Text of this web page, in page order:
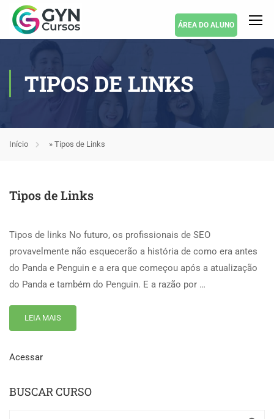
ÁREA DO ALUNO
TIPOS DE LINKS
Início » Tipos de Links
Tipos de Links
Tipos de links No futuro, os profissionais de SEO
provavelmente não esquecerão a história de como era antes
do Panda e Penguin e a era que começou após a atualização
do Panda e também do Penguin. E a razão por …
LEIA MAIS
Acessar
BUSCAR CURSO